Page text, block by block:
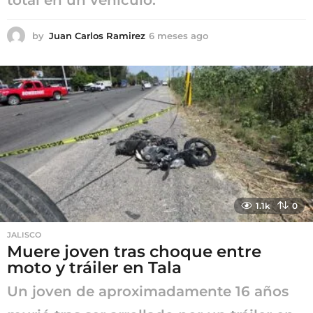
by Juan Carlos Ramirez 6 meses ago
s
e
s
a
g
o
1.1k 0
JALISCO
Muere joven tras choque entre
moto y tráiler en Tala
Un joven de aproximadamente 16 años